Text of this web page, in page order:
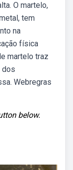
O martelo,
tem
na
física
martelo traz
dos
Webregras
below.